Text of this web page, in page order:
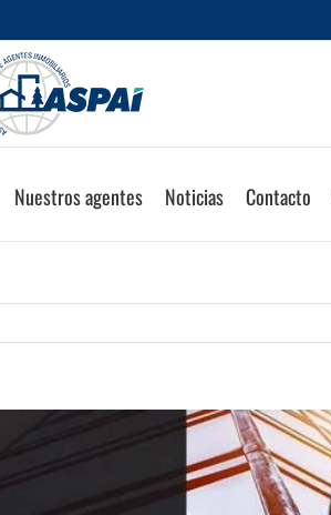
Nuestros agentes Noticias Contacto